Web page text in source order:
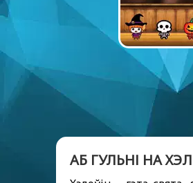
АБ ГУЛЬНІ НА